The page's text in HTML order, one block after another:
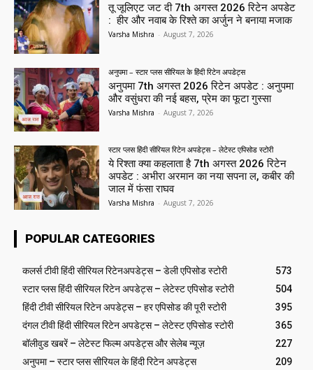
तू जूलिएट जट दी 7th अगस्त 2026 रिटेन अपडेट
: हीर और नवाब के रिश्ते का अर्जुन ने बनाया मजाक
Varsha Mishra - August 7, 2026
अनुपमा – स्टार प्लस सीरियल के हिंदी रिटेन अपडेट्स
अनुपमा 7th अगस्त 2026 रिटेन अपडेट : अनुपमा
और वसुंधरा की नई बहस, प्रेम का फूटा गुस्सा
Varsha Mishra - August 7, 2026
स्टार प्लस हिंदी सीरियल रिटेन अपडेट्स – लेटेस्ट एपिसोड स्टोरी
ये रिश्ता क्या कहलाता है 7th अगस्त 2026 रिटेन
अपडेट : अभीरा अरमान का नया सपना ल, कबीर की
जाल में फंसा राघव
Varsha Mishra - August 7, 2026
POPULAR CATEGORIES
कलर्स टीवी हिंदी सीरियल रिटेनअपडेट्स – डेली एपिसोड स्टोरी
573
स्टार प्लस हिंदी सीरियल रिटेन अपडेट्स – लेटेस्ट एपिसोड स्टोरी
504
हिंदी टीवी सीरियल रिटेन अपडेट्स – हर एपिसोड की पूरी स्टोरी
395
दंगल टीवी हिंदी सीरियल रिटेन अपडेट्स – लेटेस्ट एपिसोड स्टोरी
365
बॉलीवुड खबरें – लेटेस्ट फिल्म अपडेट्स और सेलेब न्यूज़
227
अनुपमा – स्टार प्लस सीरियल के हिंदी रिटेन अपडेट्स
209